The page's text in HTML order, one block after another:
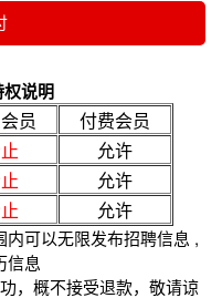
说明
员
付费会员
允许
允许
允许
可以无限发布招聘信息 ,
信息
，概不接受退款，敬请谅